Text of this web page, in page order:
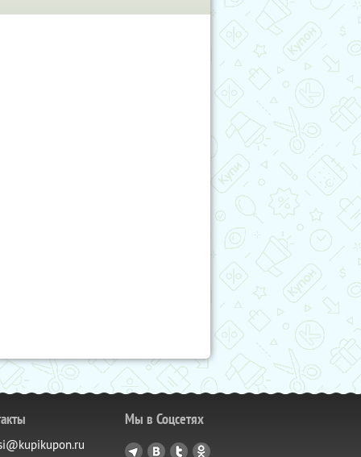
Мы в Соцсетях